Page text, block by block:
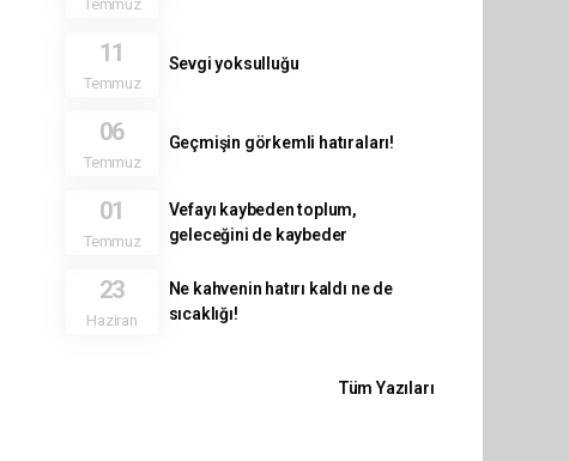
11
Temmuz
Sevgi yoksulluğu
06
Temmuz
Geçmişin görkemli hatıraları!
01
Temmuz
Vefayı kaybeden toplum,
geleceğini de kaybeder
23
Haziran
Ne kahvenin hatırı kaldı ne de
sıcaklığı!
Tüm Yazıları